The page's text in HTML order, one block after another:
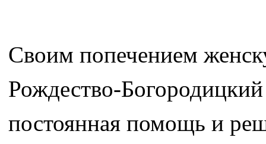
Своим попечением
Рождество-
постоянная помощь и